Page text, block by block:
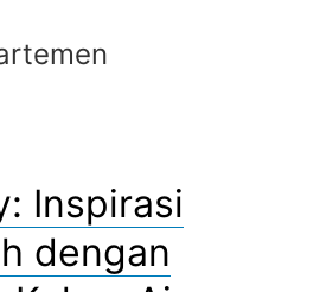
Inspirasi
dengan